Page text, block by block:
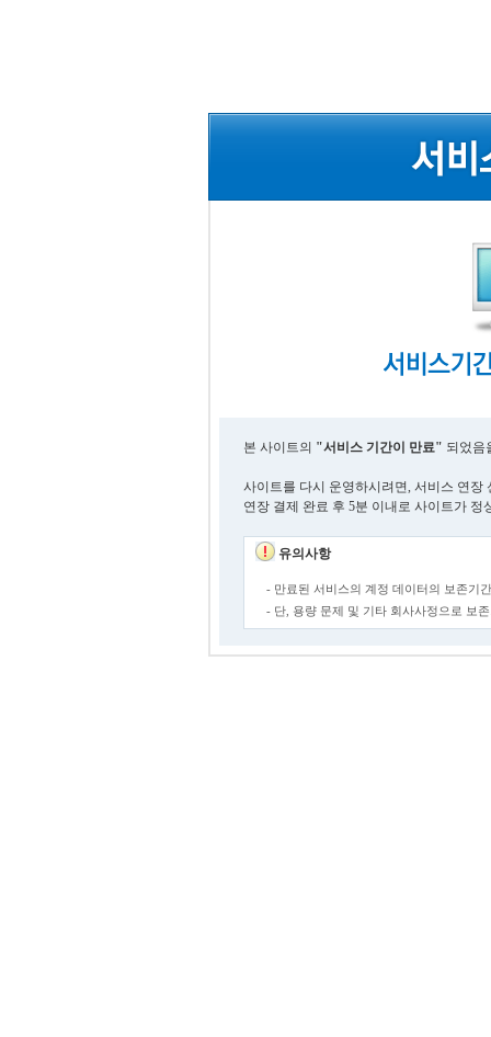
본 사이트의 "서비스 기간이 만료" 되었음
사이트를 다시 운영하시려면, 서비스 연장
연장 결제 완료 후 5분 이내로 사이트가 정
유의사항
- 만료된 서비스의 계정 데이터의 보존기
- 단, 용량 문제 및 기타 회사사정으로 보